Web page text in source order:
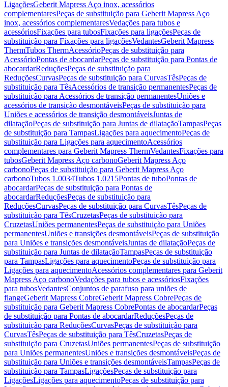
LigaçõesGeberit Mapress Aço inox, acessórios
complementaresPeças de substituição para Geberit Mapress Aço
inox, acessórios complementaresVedações para tubos e
acessóriosFixações para tubosFixações para ligaçõesPeças de
substituição para Fixações para ligaçõesVedantesGeberit Mapress
ThermTubos ThermAcessórioPeças de substituição para
AcessórioPontas de abocardarPeças de substituição para Pontas de
abocardarReduçõesPeças de substituição para
ReduçõesCurvasPeças de substituição para CurvasTêsPeças de
substituição para TêsAcessórios de transição permanentesPeças de
substituição para Acessórios de transição permanentesUniões e
acessórios de transição desmontáveisPeças de substituição para
Uniões e acessórios de transição desmontáveisJuntas de
dilataçãoPeças de substituição para Juntas de dilataçãoTampasPeças
de substituição para TampasLigações para aquecimentoPeças de
substituição para Ligações para aquecimentoAcessórios
complementares para Geberit Mapress ThermVedantesFixações para
tubosGeberit Mapress Aço carbonoGeberit Mapress Aço
carbonoPeças de substituição para Geberit Mapress Aço
carbonoTubos 1.0034Tubos 1.0215Pontas de tuboPontas de
abocardarPeças de substituição para Pontas de
abocardarReduçõesPeças de substituição para
ReduçõesCurvasPeças de substituição para CurvasTêsPeças de
substituição para TêsCruzetasPeças de substituição para
CruzetasUniões permanentesPeças de substituição para Uniões
permanentesUniões e transições desmontáveisPeças de substituição
para Uniões e transições desmontáveisJuntas de dilataçãoPeças de
substituição para Juntas de dilataçãoTampasPeças de substituição
para TampasLigações para aquecimentoPeças de substituição para
Ligações para aquecimentoAcessórios complementares para Geberit
Mapress Aço carbonoVedações para tubos e acessóriosFixações
para tubosVedantesConjuntos de parafuso para uniões de
flangeGeberit Mapress CobreGeberit Mapress CobrePeças de
substituição para Geberit Mapress CobrePontas de abocardarPeças
de substituição para Pontas de abocardarReduçõesPeças de
substituição para ReduçõesCurvasPeças de substituição para
CurvasTêsPeças de substituição para TêsCruzetasPeças de
substituição para CruzetasUniões permanentesPeças de substituição
para Uniões permanentesUniões e transições desmontáveisPeças de
substituição para Uniões e transições desmontáveisTampasPeças de
substituição para TampasLigaçõesPeças de substituição para
LigaçõesLigações para aquecimentoPeças de substituição para